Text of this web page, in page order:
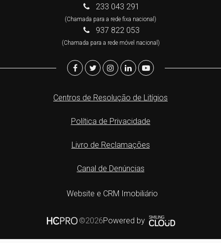
233 043 291
(Chamada para a rede fixa nacional)
937 822 053
(Chamada para a rede móvel nacional)
Centros de Resolução de Litígios
Política de Privacidade
Livro de Reclamações
Canal de Denúncias
Website e CRM Imobiliário
©2026Powered by